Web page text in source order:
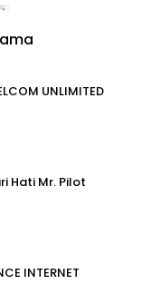
UNLIMITED
Hati Mr. Pilot
INTERNET